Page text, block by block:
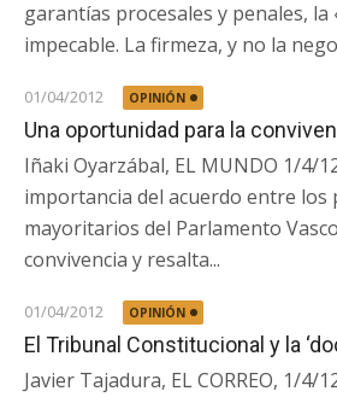
garantías procesales y penales, la
impecable. La firmeza, y no la
01/04/2012 OPINIÓN
Una oportunidad para la
Iñaki Oyarzábal, EL MUNDO 1/4/
importancia del acuerdo entre los
mayoritarios del Parlamento
convivencia y resalta...
01/04/2012 OPINIÓN
El Tribunal Constitucional y la
Javier Tajadura, EL CORREO, 1/4/